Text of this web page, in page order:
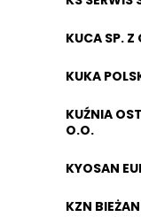
KUCA SP. Z
KUKA
KUŹNIA
O.O.
KYOSAN
KZN